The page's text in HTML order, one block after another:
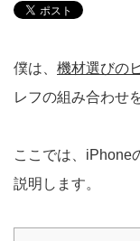
僕は、 機材選びの
レフの組み合わせ
ここでは、iPhone
説明します。